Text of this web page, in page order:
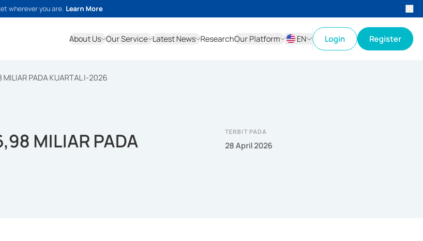
wherever you are. Learn More
About Us Our Service Latest News ResearchOur Platform
EN
Login Register
PADA KUARTAL I-2026
MILIAR PADA
TERBIT PADA
28 April 2026